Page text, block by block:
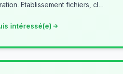
Etablissement fichiers, cl…
intéressé(e)